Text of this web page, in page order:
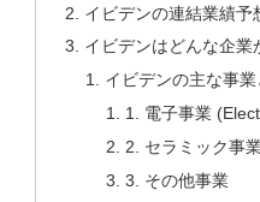
イビデンの連結業績予
イビデンはどんな企業
イビデンの主な事業
1. 電子事業
2. セラミック事
3. その他事業